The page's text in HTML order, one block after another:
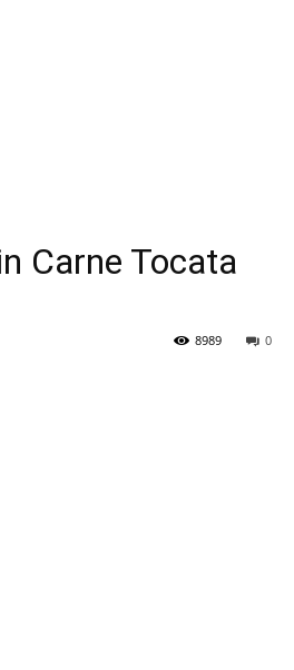
Carne Tocata
0
8989